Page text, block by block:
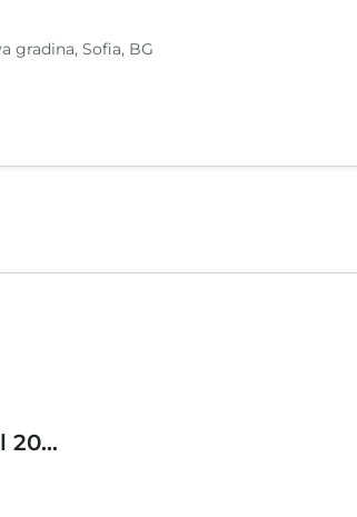
gradina, Sofia, BG
BLVKCAT Beach Festival 2026, Wake up Varvara